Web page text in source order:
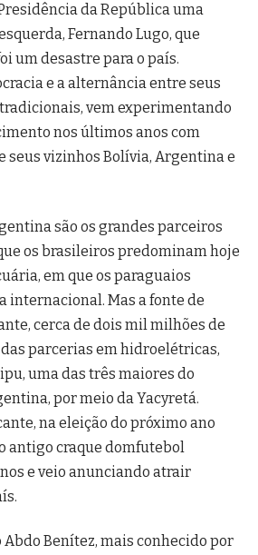
da República uma
Fernando Lugo, que
um desastre para o país.
e a alternância entre seus
vem experimentando
nos últimos anos com
seus vizinhos Bolívia, Argentina e
são os grandes parceiros
os brasileiros predominam hoje
em que os paraguaios
internacional. Mas a fonte de
cerca de dois mil milhões de
parcerias em hidroelétricas,
uma das três maiores do
por meio da Yacyretá.
na eleição do próximo ano
antigo craque domfutebol
e veio anunciando atrair
Benítez, mais conhecido por